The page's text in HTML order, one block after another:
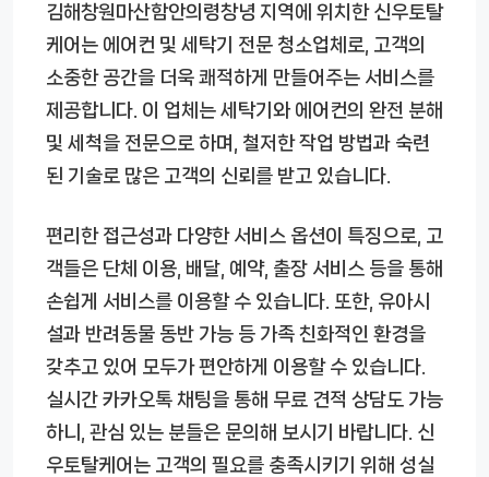
김해창원마산함안의령창녕 지역에 위치한 신우토탈
케어는 에어컨 및 세탁기 전문 청소업체로, 고객의
소중한 공간을 더욱 쾌적하게 만들어주는 서비스를
제공합니다. 이 업체는 세탁기와 에어컨의 완전 분해
및 세척을 전문으로 하며, 철저한 작업 방법과 숙련
된 기술로 많은 고객의 신뢰를 받고 있습니다.
편리한 접근성과 다양한 서비스 옵션이 특징으로, 고
객들은 단체 이용, 배달, 예약, 출장 서비스 등을 통해
손쉽게 서비스를 이용할 수 있습니다. 또한, 유아시
설과 반려동물 동반 가능 등 가족 친화적인 환경을
갖추고 있어 모두가 편안하게 이용할 수 있습니다.
실시간 카카오톡 채팅을 통해 무료 견적 상담도 가능
하니, 관심 있는 분들은 문의해 보시기 바랍니다. 신
우토탈케어는 고객의 필요를 충족시키기 위해 성실